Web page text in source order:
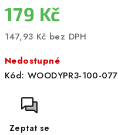
179 Kč
147,93 Kč bez DPH
cena:
Nedostupné
Kód: WOODYPR3-100-077
Zeptat se